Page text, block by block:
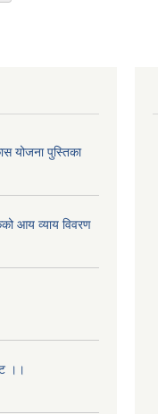
योजना पुस्तिका
आय व्याय विवरण
।।